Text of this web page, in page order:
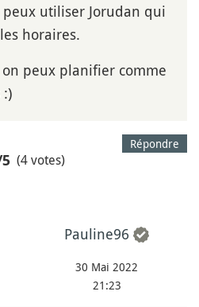
utiliser Jorudan qui
horaires.
peux planifier comme
Répondre
(4 votes)
Pauline96
30 Mai 2022
21:23